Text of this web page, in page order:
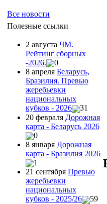
Все новости
Полезные ссылки
2 августа ЧМ.
Рейтинг сборных
-2026.
0
8 апреля Беларусь,
Бразилия. Превью
жеребьевки
национальных
кубков - 2026
31
20 февраля Дорожная
карта - Беларусь 2026
0
8 января Дорожная
карта - Бразилия 2026
1
21 сентября Превью
жеребьевки
национальных
кубков - 2025/26
59